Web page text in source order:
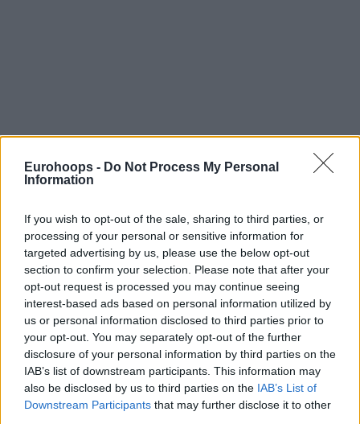
Eurohoops - Do Not Process My Personal
Information
If you wish to opt-out of the sale, sharing to third parties, or
processing of your personal or sensitive information for
targeted advertising by us, please use the below opt-out
section to confirm your selection. Please note that after your
opt-out request is processed you may continue seeing
interest-based ads based on personal information utilized by
us or personal information disclosed to third parties prior to
your opt-out. You may separately opt-out of the further
disclosure of your personal information by third parties on the
IAB’s list of downstream participants. This information may
also be disclosed by us to third parties on the IAB’s List of
Downstream Participants that may further disclose it to other
Το 1998, οι «κιτρινόμαυροι» με τονΓιάννη Ιωαννίδηστο
«τιμόνι», έπαιξαν για πρώτη φορά και μοναδική μέχρι
τώρα, στην ιστορία τηςΈνωσης , σε έναν τελικό της
Ευρωλίγκας.
Μιλάμε για τοFinal FourστηΒαρκελώνη, όπου αρχικά η
απέκλεισε στον ημιτελικό τη